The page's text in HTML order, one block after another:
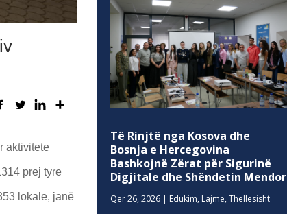
aktivitete
prej tyre
lokale, janë
Të Rinjtë nga Kosova dhe
Bosnja e Hercegovina
Bashkojnë Zërat për Sigurinë
Digjitale dhe Shëndetin Mendor
Qer 26, 2026 | Edukim, Lajme,Thellesisht